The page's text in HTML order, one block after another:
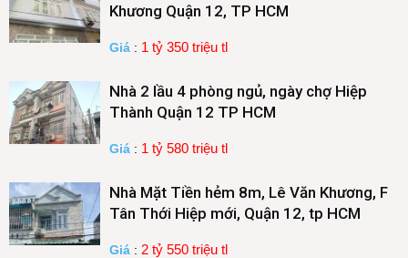
Khương Quận 12, TP HCM
Giá : 1 tỷ 350 triệu tl
Nhà 2 lầu 4 phòng ngủ, ngày chợ Hiệp
Thành Quận 12 TP HCM
Giá : 1 tỷ 580 triệu tl
Nhà Mặt Tiền hẻm 8m, Lê Văn Khương, F
Tân Thới Hiệp mới, Quận 12, tp HCM
Giá : 2 tỷ 550 triệu tl